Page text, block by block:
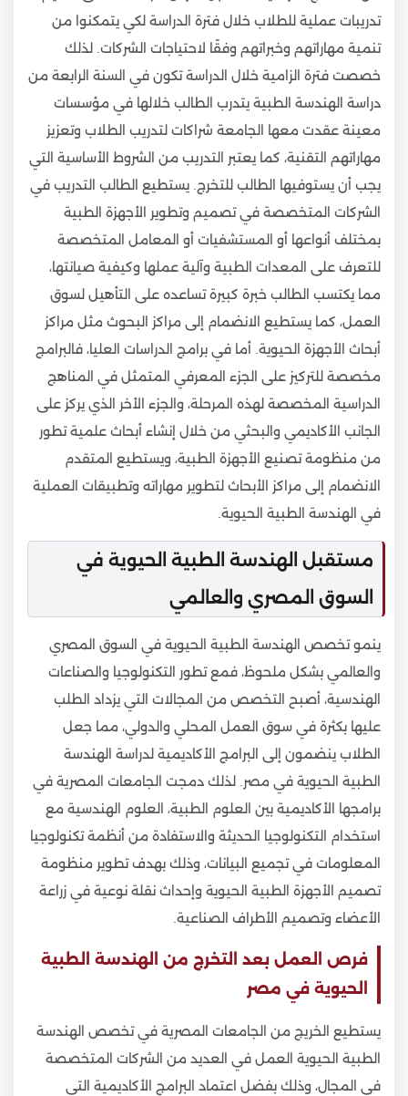
تدريبات عملية للطلاب خلال فترة الدراسة لكي يتمكنوا من
تنمية مهاراتهم وخبراتهم وفقًا لاحتياجات الشركات. لذلك
خصصت فترة الزامية خلال الدراسة تكون في السنة الرابعة من
دراسة الهندسة الطبية يتدرب الطالب خلالها في مؤسسات
معينة عقدت معها الجامعة شراكات لتدريب الطلاب وتعزيز
مهاراتهم التقنية، كما يعتبر التدريب من الشروط الأساسية التي
يجب أن يستوفيها الطالب للتخرج. يستطيع الطالب التدريب في
الشركات المتخصصة في تصميم وتطوير الأجهزة الطبية
بمختلف أنواعها أو المستشفيات أو المعامل المتخصصة
للتعرف على المعدات الطبية وآلية عملها وكيفية صيانتها،
مما يكتسب الطالب خبرة كبيرة تساعده على التأهيل لسوق
العمل، كما يستطيع الانضمام إلى مراكز البحوث مثل مراكز
أبحاث الأجهزة الحيوية. أما في برامج الدراسات العليا، فالبرامج
مخصصة للتركيز على الجزء المعرفي المتمثل في المناهج
الدراسية المخصصة لهذه المرحلة، والجزء الأخر الذي يركز على
الجانب الأكاديمي والبحثي من خلال إنشاء أبحاث علمية تطور
من منظومة تصنيع الأجهزة الطبية، ويستطيع المتقدم
الانضمام إلى مراكز الأبحاث لتطوير مهاراته وتطبيقات العملية
في الهندسة الطبية الحيوية.
مستقبل الهندسة الطبية الحيوية في
السوق المصري والعالمي
ينمو تخصص الهندسة الطبية الحيوية في السوق المصري
والعالمي بشكل ملحوظ، فمع تطور التكنولوجيا والصناعات
الهندسية، أصبح التخصص من المجالات التي يزداد الطلب
عليها بكثرة في سوق العمل المحلي والدولي، مما جعل
الطلاب ينضمون إلى البرامج الأكاديمية لدراسة الهندسة
الطبية الحيوية في مصر. لذلك دمجت الجامعات المصرية في
برامجها الأكاديمية بين العلوم الطبية، العلوم الهندسية مع
استخدام التكنولوجيا الحديثة والاستفادة من أنظمة تكنولوجيا
المعلومات في تجميع البيانات، وذلك بهدف تطوير منظومة
تصميم الأجهزة الطبية الحيوية وإحداث نقلة نوعية في زراعة
الأعضاء وتصميم الأطراف الصناعية.
فرص العمل بعد التخرج من الهندسة الطبية
الحيوية في مصر
يستطيع الخريج من الجامعات المصرية في تخصص الهندسة
الطبية الحيوية العمل في العديد من الشركات المتخصصة
في المجال، وذلك بفضل اعتماد البرامج الأكاديمية التي